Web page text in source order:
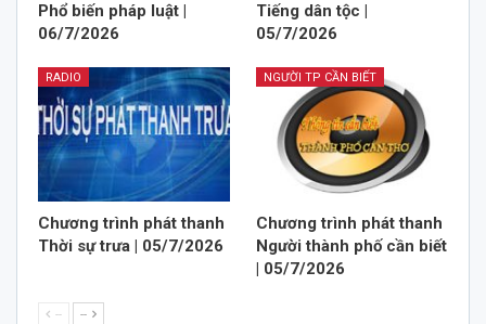
Phổ biến pháp luật |
06/7/2026
Tiếng dân tộc |
05/7/2026
RADIO
Chương trình phát thanh
Thời sự trưa | 05/7/2026
NGƯỜI TP CẦN BIẾT
Chương trình phát thanh
Người thành phố cần biết
| 05/7/2026
-- --